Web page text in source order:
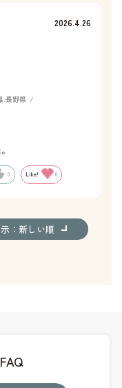
2026.4.26
:長野県
0 Like! 0
：新しい順